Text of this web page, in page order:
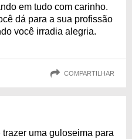
em tudo com carinho.
dá para a sua profissão
você irradia alegria.
COMPARTILHAR
uma guloseima para